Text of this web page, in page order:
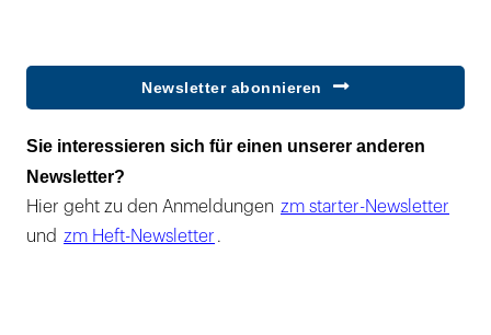
Newsletter abonnieren
Sie interessieren sich für einen unserer anderen
Newsletter?
Hier geht zu den Anmeldungen zm starter-Newsletter
und zm Heft-Newsletter .